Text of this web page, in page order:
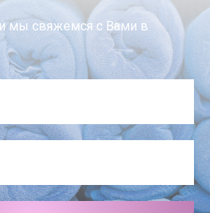
мы свяжемся с Вами в